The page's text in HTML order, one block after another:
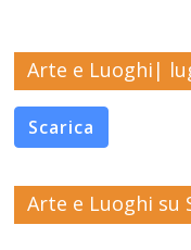
Arte e Luoghi|
Scarica
Arte e Luoghi su